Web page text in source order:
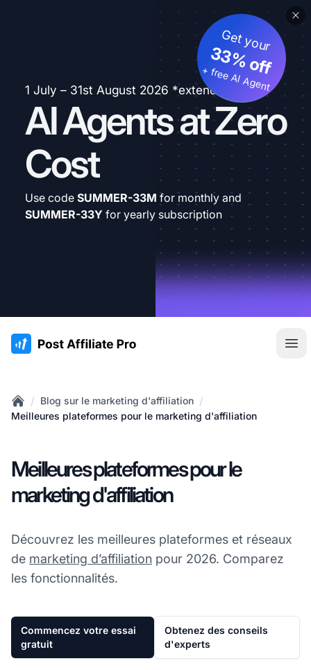
1 July – 31st August 2026 *extended
AI Agents at Zero
Cost
Get your
33% off
+ free AI Agent
Use code SUMMER-33M for monthly and
SUMMER-33Y for yearly subscription
:site.title
Home
/ Blog sur le marketing d'affiliation /
Meilleures plateformes pour le marketing d'affiliation
Meilleures plateformes pour le
marketing d'affiliation
Découvrez les meilleures plateformes et réseaux
de marketing d’affiliation pour 2026. Comparez
les fonctionnalités.
Commencez votre essai
gratuit
Obtenez des conseils
d'experts